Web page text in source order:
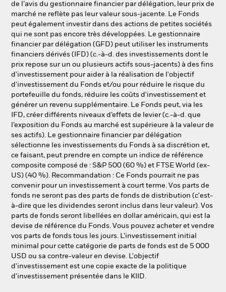
de l’avis du gestionnaire financier par délégation, leur prix de
marché ne reflète pas leur valeur sous-jacente. Le Fonds
peut également investir dans des actions de petites sociétés
qui ne sont pas encore très développées. Le gestionnaire
financier par délégation (GFD) peut utiliser les instruments
financiers dérivés (IFD) (c.-à-d. des investissements dont le
prix repose sur un ou plusieurs actifs sous-jacents) à des fins
d'investissement pour aider à la réalisation de l'objectif
d'investissement du Fonds et/ou pour réduire le risque du
portefeuille du fonds, réduire les coûts d'investissement et
générer un revenu supplémentaire. Le Fonds peut, via les
IFD, créer différents niveaux d’effets de levier (c.-à-d. que
l’exposition du Fonds au marché est supérieure à la valeur de
ses actifs). Le gestionnaire financier par délégation
sélectionne les investissements du Fonds à sa discrétion et,
ce faisant, peut prendre en compte un indice de référence
composite composé de : S&P 500 (60 %) et FTSE World (ex-
US) (40 %). Recommandation : Ce Fonds pourrait ne pas
convenir pour un investissement à court terme. Vos parts de
fonds ne seront pas des parts de fonds de distribution (c'est-
à-dire que les dividendes seront inclus dans leur valeur). Vos
parts de fonds seront libellées en dollar américain, qui est la
devise de référence du Fonds. Vous pouvez acheter et vendre
vos parts de fonds tous les jours. L’investissement initial
minimal pour cette catégorie de parts de fonds est de 5 000
USD ou sa contre-valeur en devise. L'objectif
d'investissement est une copie exacte de la politique
d'investissement présentée dans le KIID.